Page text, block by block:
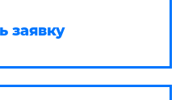
заявку